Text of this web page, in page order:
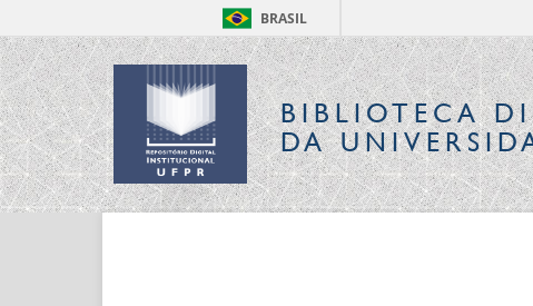
BRASIL
BIBLIOTECA
DA